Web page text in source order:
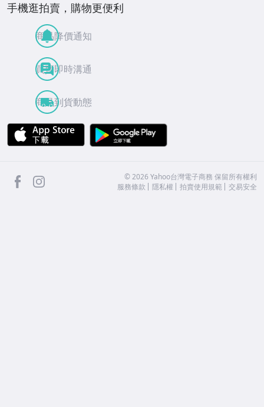
手機逛拍賣，購物更便利
商品降價通知
買賣即時溝通
商品到貨動態
APP Store
facebook ©2026 Yahoo台灣電子商務 保留所有權利
服務條款
隱私權 拍賣使用規範 交易安全